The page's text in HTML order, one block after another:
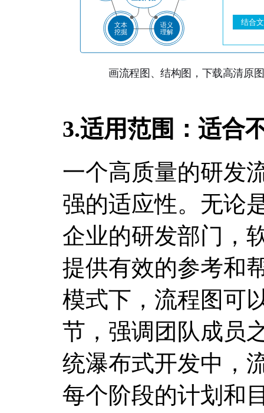
3.适用范围：适合
一个高质量的研发
强的适应性。无论
企业的研发部门，
提供有效的参考和
模式下，流程图可
节，强调团队成员
统瀑布式开发中，
每个阶段的计划和